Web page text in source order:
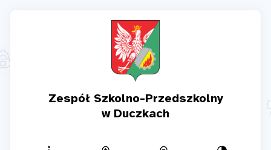
Zespół Szkolno-Przedszkolny
w Duczkach